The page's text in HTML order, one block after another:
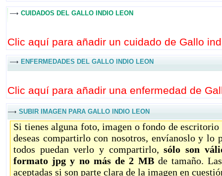
CUIDADOS DEL GALLO INDIO LEON
Clic aquí para añadir un cuidado de Gallo
ENFERMEDADES DEL GALLO INDIO LEON
Clic aquí para añadir una enfermedad de
SUBIR IMAGEN PARA GALLO INDIO LEON
Si tienes alguna foto, imagen o fondo de
deseas compartirlo con nosotros, envíanoslo y lo
todos puedan verlo y compartirlo,sólo son
formato jpg y no más de 2 MBde tamaño.
aceptadas si son parte clara de la imagen en